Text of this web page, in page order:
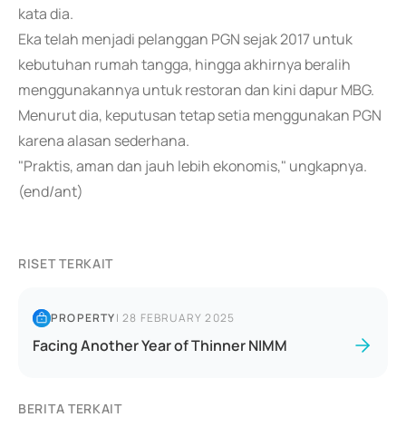
kata dia.
Eka telah menjadi pelanggan PGN sejak 2017 untuk
kebutuhan rumah tangga, hingga akhirnya beralih
menggunakannya untuk restoran dan kini dapur MBG.
Menurut dia, keputusan tetap setia menggunakan PGN
karena alasan sederhana.
"Praktis, aman dan jauh lebih ekonomis," ungkapnya.
(end/ant)
RISET TERKAIT
PROPERTY|28 FEBRUARY 2025
Facing Another Year of Thinner NIMM
BERITA TERKAIT